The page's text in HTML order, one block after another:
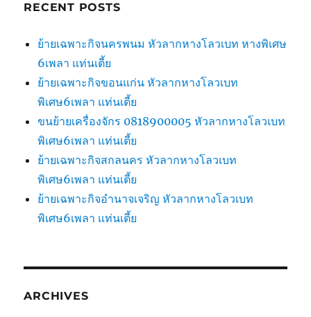
RECENT POSTS
ย้ายเฉพาะกิจนครพนม หัวลากหางโลวเบท หางพิเศษ
6เพลา แท่นเตี้ย
ย้ายเฉพาะกิจขอนแก่น หัวลากหางโลวเบท
พิเศษ6เพลา แท่นเตี้ย
ขนย้ายเครื่องจักร 0818900005 หัวลากหางโลวเบท
พิเศษ6เพลา แท่นเตี้ย
ย้ายเฉพาะกิจสกลนคร หัวลากหางโลวเบท
พิเศษ6เพลา แท่นเตี้ย
ย้ายเฉพาะกิจอำนาจเจริญ หัวลากหางโลวเบท
พิเศษ6เพลา แท่นเตี้ย
ARCHIVES